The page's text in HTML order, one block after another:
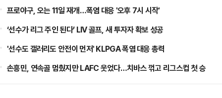
프로야구, 오는 11일 재개…폭염 대응 '오후 7시 시작'
‘선수가 리그 주인 된다’ LIV 골프, 새 투자자 확보 성공
'선수도 갤러리도 안전이 먼저' KLPGA 폭염 대응 총력
손흥민, 연속골 멈췄지만 LAFC 웃었다…치바스 꺾고 리그스컵 첫 승